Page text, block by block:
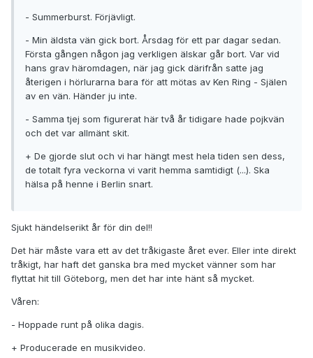
- Summerburst. Förjävligt.
- Min äldsta vän gick bort. Årsdag för ett par dagar sedan.
Första gången någon jag verkligen älskar går bort. Var vid
hans grav häromdagen, när jag gick därifrån satte jag
återigen i hörlurarna bara för att mötas av Ken Ring - Själen
av en vän. Händer ju inte.
- Samma tjej som figurerat här två år tidigare hade pojkvän
och det var allmänt skit.
+ De gjorde slut och vi har hängt mest hela tiden sen dess,
de totalt fyra veckorna vi varit hemma samtidigt (...). Ska
hälsa på henne i Berlin snart.
Sjukt händelserikt år för din del!!
Det här måste vara ett av det tråkigaste året ever. Eller inte direkt
tråkigt, har haft det ganska bra med mycket vänner som har
flyttat hit till Göteborg, men det har inte hänt så mycket.
Våren:
- Hoppade runt på olika dagis.
+ Producerade en musikvideo.